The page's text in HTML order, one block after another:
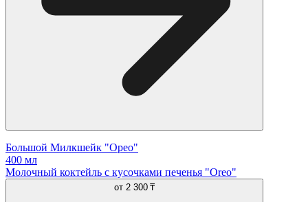
Большой Милкшейк "Орео"
400 мл
Молочный коктейль с кусочками печенья "Oreo"
от 2 300 ₸